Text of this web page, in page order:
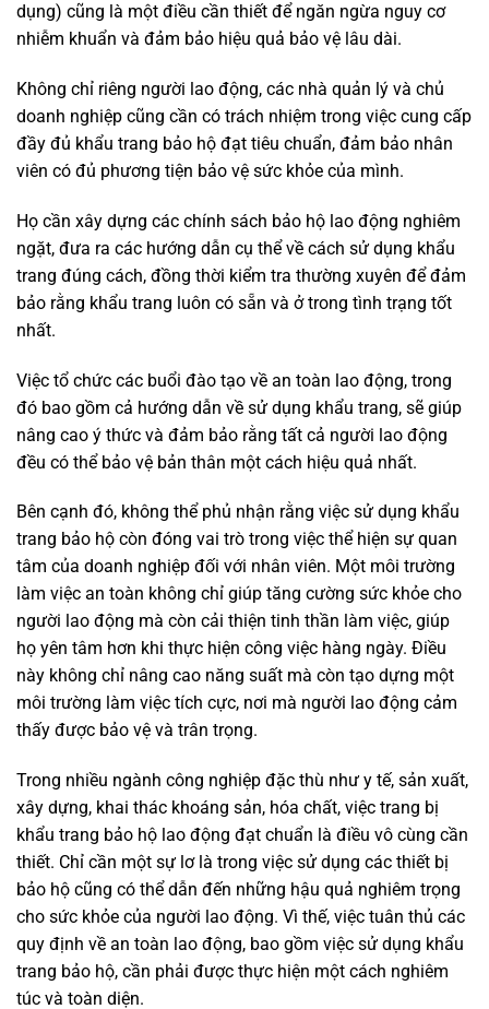
dụng) cũng là một điều cần thiết để ngăn ngừa nguy cơ
nhiễm khuẩn và đảm bảo hiệu quả bảo vệ lâu dài.
Không chỉ riêng người lao động, các nhà quản lý và chủ
doanh nghiệp cũng cần có trách nhiệm trong việc cung cấp
đầy đủ khẩu trang bảo hộ đạt tiêu chuẩn, đảm bảo nhân
viên có đủ phương tiện bảo vệ sức khỏe của mình.
Họ cần xây dựng các chính sách bảo hộ lao động nghiêm
ngặt, đưa ra các hướng dẫn cụ thể về cách sử dụng khẩu
trang đúng cách, đồng thời kiểm tra thường xuyên để đảm
bảo rằng khẩu trang luôn có sẵn và ở trong tình trạng tốt
nhất.
Việc tổ chức các buổi đào tạo về an toàn lao động, trong
đó bao gồm cả hướng dẫn về sử dụng khẩu trang, sẽ giúp
nâng cao ý thức và đảm bảo rằng tất cả người lao động
đều có thể bảo vệ bản thân một cách hiệu quả nhất.
Bên cạnh đó, không thể phủ nhận rằng việc sử dụng khẩu
trang bảo hộ còn đóng vai trò trong việc thể hiện sự quan
tâm của doanh nghiệp đối với nhân viên. Một môi trường
làm việc an toàn không chỉ giúp tăng cường sức khỏe cho
người lao động mà còn cải thiện tinh thần làm việc, giúp
họ yên tâm hơn khi thực hiện công việc hàng ngày. Điều
này không chỉ nâng cao năng suất mà còn tạo dựng một
môi trường làm việc tích cực, nơi mà người lao động cảm
thấy được bảo vệ và trân trọng.
Trong nhiều ngành công nghiệp đặc thù như y tế, sản xuất,
xây dựng, khai thác khoáng sản, hóa chất, việc trang bị
khẩu trang bảo hộ lao động đạt chuẩn là điều vô cùng cần
thiết. Chỉ cần một sự lơ là trong việc sử dụng các thiết bị
bảo hộ cũng có thể dẫn đến những hậu quả nghiêm trọng
cho sức khỏe của người lao động. Vì thế, việc tuân thủ các
quy định về an toàn lao động, bao gồm việc sử dụng khẩu
trang bảo hộ, cần phải được thực hiện một cách nghiêm
túc và toàn diện.